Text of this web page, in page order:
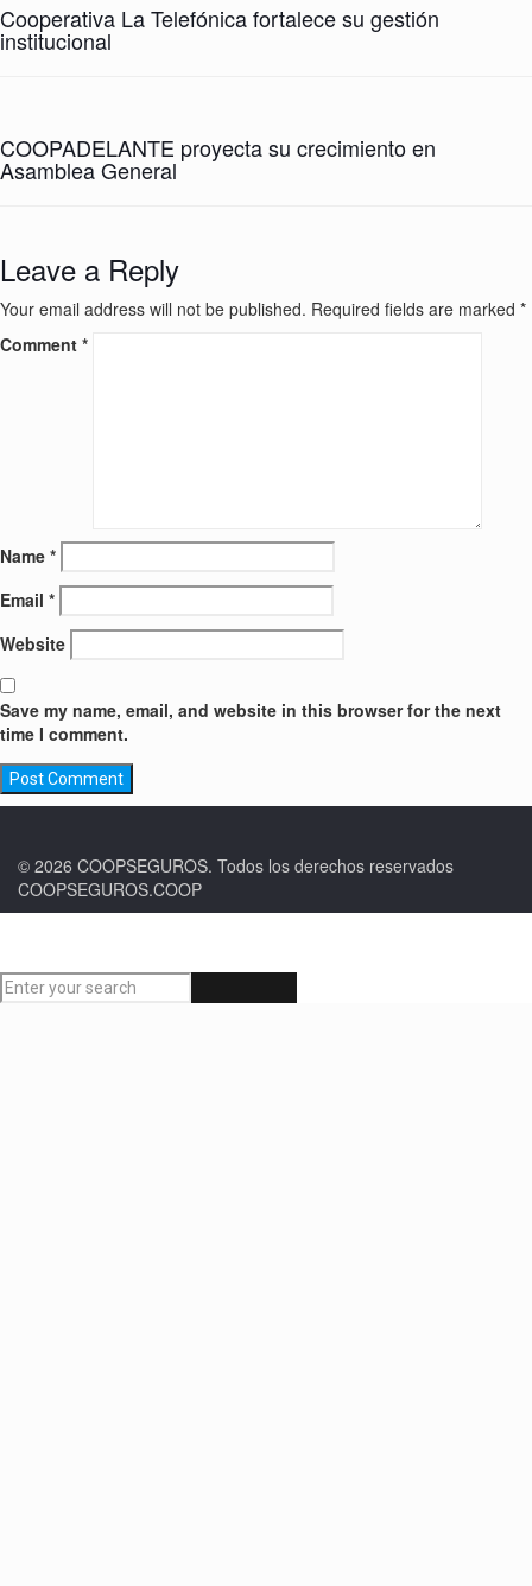
Cooperativa La Telefónica fortalece su gestión
institucional
COOPADELANTE proyecta su crecimiento en
Asamblea General
Leave a Reply
Your email address will not be published. Required fields are marked *
Comment *
Name *
Email *
Website
Save my name, email, and website in this browser for the next
time I comment.
© 2026 COOPSEGUROS. Todos los derechos reservados
COOPSEGUROS.COOP